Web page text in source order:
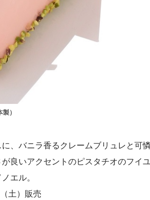
）
、バニラ香るクレームブリュレと可
良いアクセントのピスタチオのフイ
エル。
土）販売